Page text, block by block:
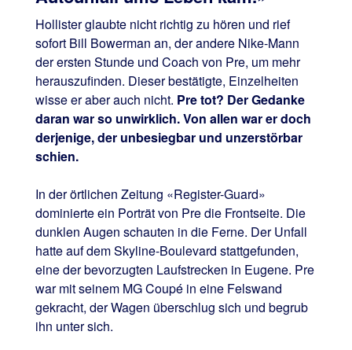
Hollister glaubte nicht richtig zu hören und rief
sofort Bill Bowerman an, der andere Nike-Mann
der ersten Stunde und Coach von Pre, um mehr
herauszufinden. Dieser bestätigte, Einzelheiten
wisse er aber auch nicht. Pre tot? Der Gedanke
daran war so unwirklich. Von allen war er doch
derjenige, der unbesiegbar und unzerstörbar
schien.
In der örtlichen Zeitung «Register-Guard»
dominierte ein Porträt von Pre die Frontseite. Die
dunklen Augen schauten in die Ferne. Der Unfall
hatte auf dem Skyline-Boulevard stattgefunden,
eine der bevorzugten Laufstrecken in Eugene. Pre
war mit seinem MG Coupé in eine Felswand
gekracht, der Wagen überschlug sich und begrub
ihn unter sich.